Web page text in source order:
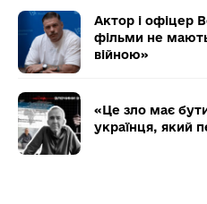
Актор і офіцер
фільми не мають
війною»
«Це зло має
українця, який